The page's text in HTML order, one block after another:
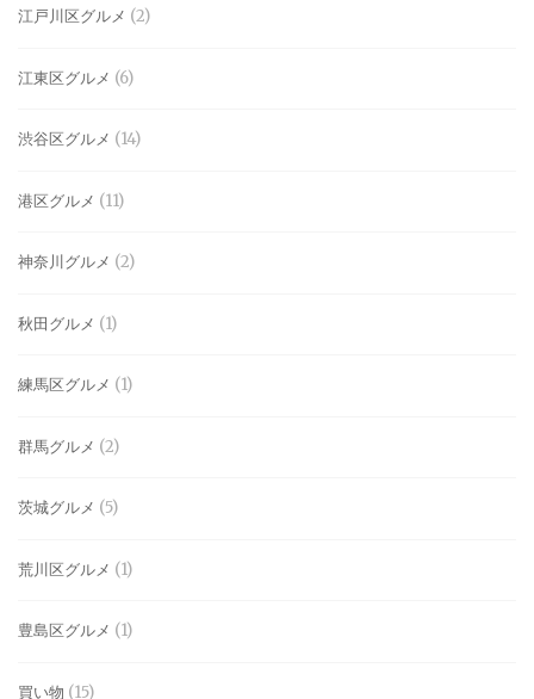
江戸川区グルメ (2)
江東区グルメ (6)
渋谷区グルメ (14)
港区グルメ (11)
神奈川グルメ (2)
秋田グルメ (1)
練馬区グルメ (1)
群馬グルメ (2)
茨城グルメ (5)
荒川区グルメ (1)
豊島区グルメ (1)
買い物 (15)